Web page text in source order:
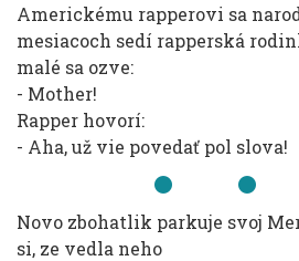
Americkému rapperovi sa
mesiacoch sedí rapperská
malé sa ozve:
- Mother!
Rapper hovorí:
- Aha, už vie povedať pol slova!
Novo zbohatlik parkuje svoj
si, ze vedla neho